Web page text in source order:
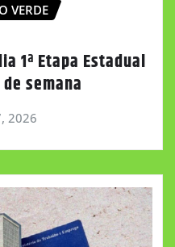
VERDE
1ª Etapa Estadual
semana
2026